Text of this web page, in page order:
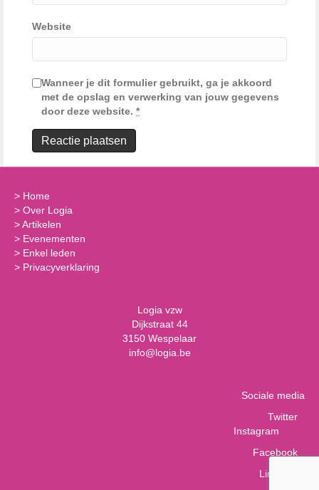
Website
Wanneer je dit formulier gebruikt, ga je akkoord
met de opslag en verwerking van jouw gegevens
door deze website. *
> Home
> Over Logia
>Artikelen
> Evenementen
> Enkel leden
> Privacyverklaring
Logia vzw
Dijkstraat 44
3150 Wespelaar
info@logia.be
Sociale media
Twitter
Instagram
Facebook
LinkedIn